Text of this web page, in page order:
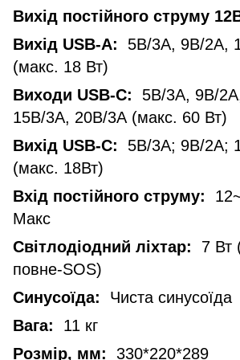
Вихід постійного струму
Вихід USB-А:
5В/3А, 9В/2А,
(макс. 18 Вт)
Виходи USB-C: 5В/3А, 9В/
15В/3А, 20В/3А (макс. 60 Вт)
Вихід USB-C:
5В/3А; 9В/2А;
(макс. 18Вт)
Вхід постійного струму:
Макс
Світлодіодний ліхтар: 7 Вт
повне-SOS)
Синусоїда:
Чиста синусоїда
Вага:
11 кг
Розмір, мм:
330*220*289